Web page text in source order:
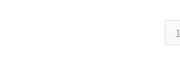
...
1